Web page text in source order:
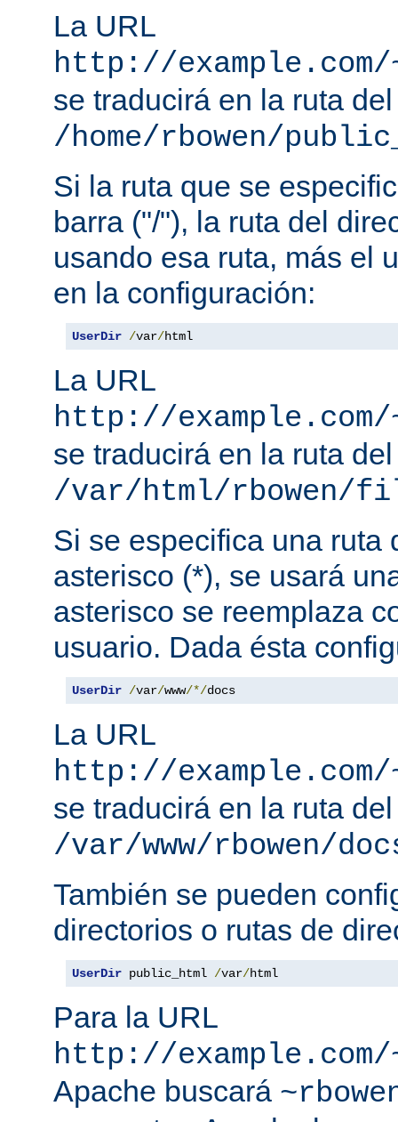
La URL
http://
se traducirá en la ruta
/home/rbowen/
Si la ruta que se
barra ("/"), la ruta del
usando esa ruta, más el
en la configuración:
UserDir /var/html
La URL
http://
se traducirá en la ruta
/var/html/rbowen/
Si se especifica una ruta
asterisco (*), se usará
asterisco se reemplaza
usuario. Dada ésta
UserDir /var/www/*/docs
La URL
http://
se traducirá en la ruta
/var/www/rbowen/
También se pueden
directorios o rutas de
UserDir public_html /var/html
Para la URL
http://
Apache buscará